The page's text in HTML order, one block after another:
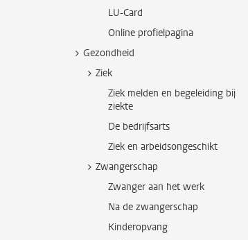
LU-Card
Online profielpagina
Gezondheid
Ziek
Ziek melden en begeleiding bij
ziekte
De bedrijfsarts
Ziek en arbeidsongeschikt
Zwangerschap
Zwanger aan het werk
Na de zwangerschap
Kinderopvang